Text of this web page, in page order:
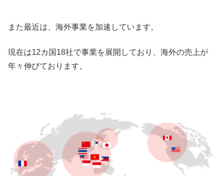
また最近は、海外事業を加速しています。
現在は12カ国18社で事業を展開しており、海外の売上が
年々伸びております。